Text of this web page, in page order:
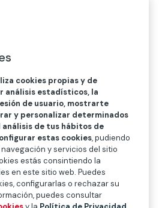
disponibles
anunciat avui, dia 17 de
expositiva per a l’any
començarà l’any amb una
en l’art de finals del segle
XX, i amb una altra dedicada a
rellevants de la història de la
Helen Levitt.
el món, recordar la terra
cookies propias y de
análisis estadísticos, la
de usuario, mostrarte
y personalizar determinados
de tus hábitos de
estas cookies, pudiendo
y servicios del sitio
estás consintiendo la
en este sitio web. Puedes
configurarlas o rechazar su
puedes consultar